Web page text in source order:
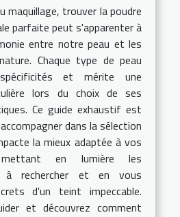
maquillage, trouver la poudre
parfaite peut s'apparenter à
entre notre peau et les
Chaque type de peau
et mérite une
lors du choix de ses
Ce guide exhaustif est
dans la sélection
la mieux adaptée à vos
en lumière les
à rechercher et en vous
d'un teint impeccable.
et découvrez comment